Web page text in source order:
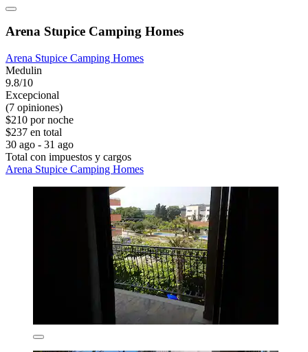
Arena Stupice Camping Homes
Arena Stupice Camping Homes
Medulin
9.8/10
Excepcional
(7 opiniones)
$210 por noche
$237 en total
30 ago - 31 ago
Total con impuestos y cargos
Arena Stupice Camping Homes